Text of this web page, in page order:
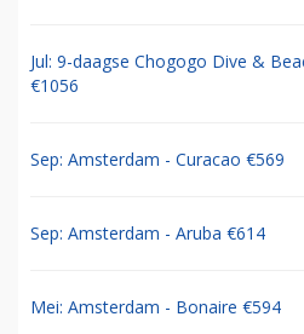
Jul: 9-daagse Chogogo Dive &
€1056
Sep: Amsterdam - Curacao €569
Sep: Amsterdam - Aruba €614
Mei: Amsterdam - Bonaire €594